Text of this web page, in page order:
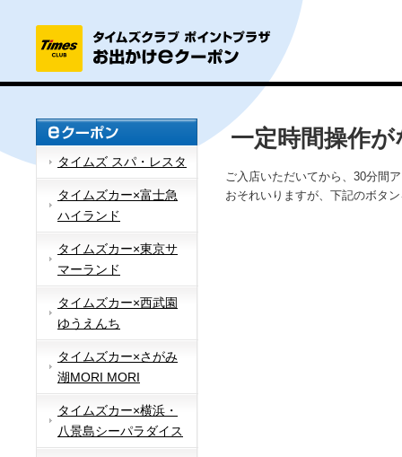
タイムズ スパ・レスタ
タイムズカー×富士急
ハイランド
タイムズカー×東京サ
マーランド
タイムズカー×西武園
ゆうえんち
タイムズカー×さがみ
湖MORI MORI
タイムズカー×横浜・
八景島シーパラダイス
一定時間操作
ご入店いただいてから、30分間
おそれいりますが、下記のボタ